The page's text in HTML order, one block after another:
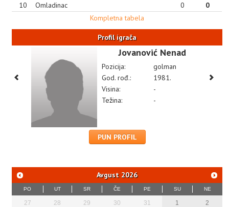
10
Omladinac 0
0
Kompletna tabela
Profil igrača
Jovanović Nenad
Pozicija:
golman
God. rođ.:
1981.
Visina:
-
Težina:
-
PUN PROFIL
Avgust 2026
PO UT SR ČE PE SU NE
27 28 29 30 31 1
2